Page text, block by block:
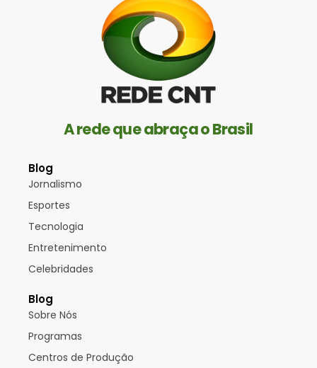
A rede que abraça o Brasil
Blog
Jornalismo
Esportes
Tecnologia
Entretenimento
Celebridades
Blog
Sobre Nós
Programas
Centros de Produção